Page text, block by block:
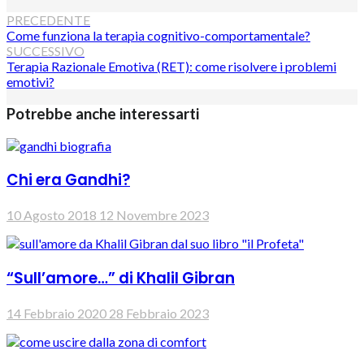
Navigazione
articoli
PRECEDENTE
Come funziona la terapia cognitivo-comportamentale?
SUCCESSIVO
Terapia Razionale Emotiva (RET): come risolvere i problemi
emotivi?
Potrebbe anche interessarti
Chi era Gandhi?
10 Agosto 2018 12 Novembre 2023
“Sull’amore…” di Khalil Gibran
14 Febbraio 2020 28 Febbraio 2023